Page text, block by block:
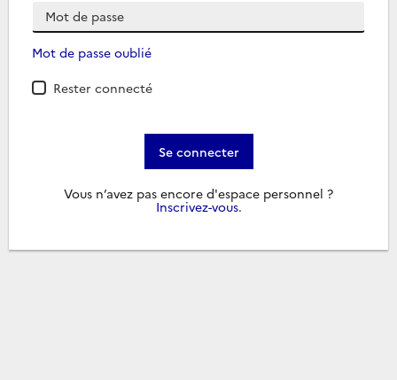
Mot de passe oublié
Rester connecté
Se connecter
Vous n’avez pas encore d'espace personnel ?
Inscrivez-vous.